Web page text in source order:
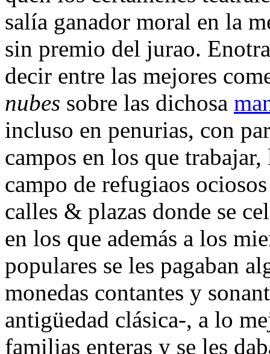
salía ganador moral en la
sin premio del jurao.
decir entre las mejores
nubes sobre las dichosa
incluso en penurias, con
campos en los que
campo de refugiaos
calles & plazas donde se
en los que además a los
populares se les pagaban
monedas contantes y
antigüedad clásica-, a lo
familias enteras y se les